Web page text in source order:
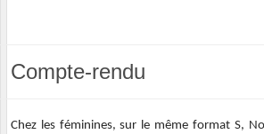
Compte-rendu
Chez les féminines, sur le même format S,